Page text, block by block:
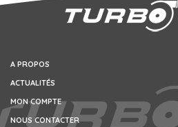
A PROPOS
ACTUALITÉS
MON COMPTE
NOUS CONTACTER